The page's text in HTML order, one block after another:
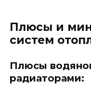
Плюсы и
систем
Плюсы
радиаторами: